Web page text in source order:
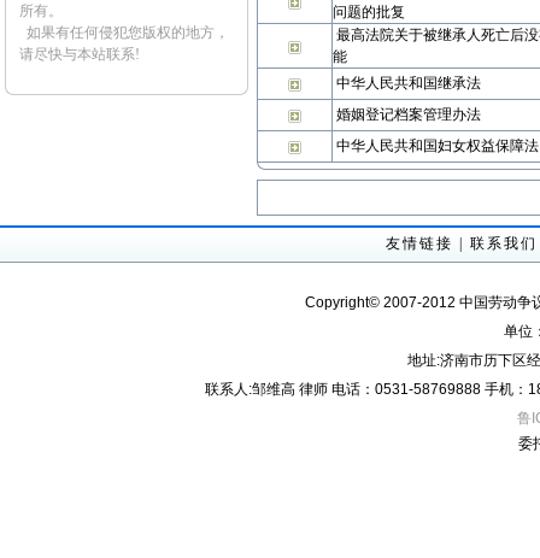
所有。
如果有任何侵犯您版权的地方，
请尽快与本站联系!
问题的批复
最高法院关于被继承人死亡后
能
中华人民共和国继承法
婚姻登记档案管理办法
中华人民共和国妇女权益保障
友情链接 联系我们
Copyright© 2007-2012 中国劳动争
单位
地址:济南市历下区
联系人:邹维高 律师 电话：0531-58769888 手机
鲁
委